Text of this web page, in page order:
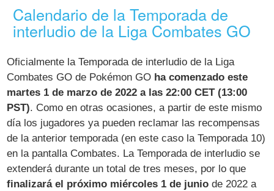
Calendario de la Temporada de
interludio de la Liga Combates GO
Oficialmente la Temporada de interludio de la Liga
Combates GO de Pokémon GO ha comenzado este
martes 1 de marzo de 2022 a las 22:00 CET (13:00
PST). Como en otras ocasiones, a partir de este mismo
día los jugadores ya pueden reclamar las recompensas
de la anterior temporada (en este caso la Temporada 10)
en la pantalla Combates. La Temporada de interludio se
extenderá durante un total de tres meses, por lo que
finalizará el próximo miércoles 1 de junio de 2022 a